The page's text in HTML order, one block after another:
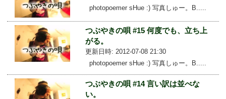
photopoemer sHue :) 写真しゅー。B.....
つぶやきの唄 #15 何度でも、立ち上
がる。
更新日時: 2012-07-08 21:30
photopoemer sHue :) 写真しゅー。B.....
つぶやきの唄 #14 言い訳は並べな
い。